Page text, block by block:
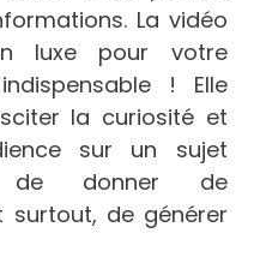
La vidéo
luxe pour votre
! Elle
la curiosité et
sur un sujet
de donner de
surtout, de générer